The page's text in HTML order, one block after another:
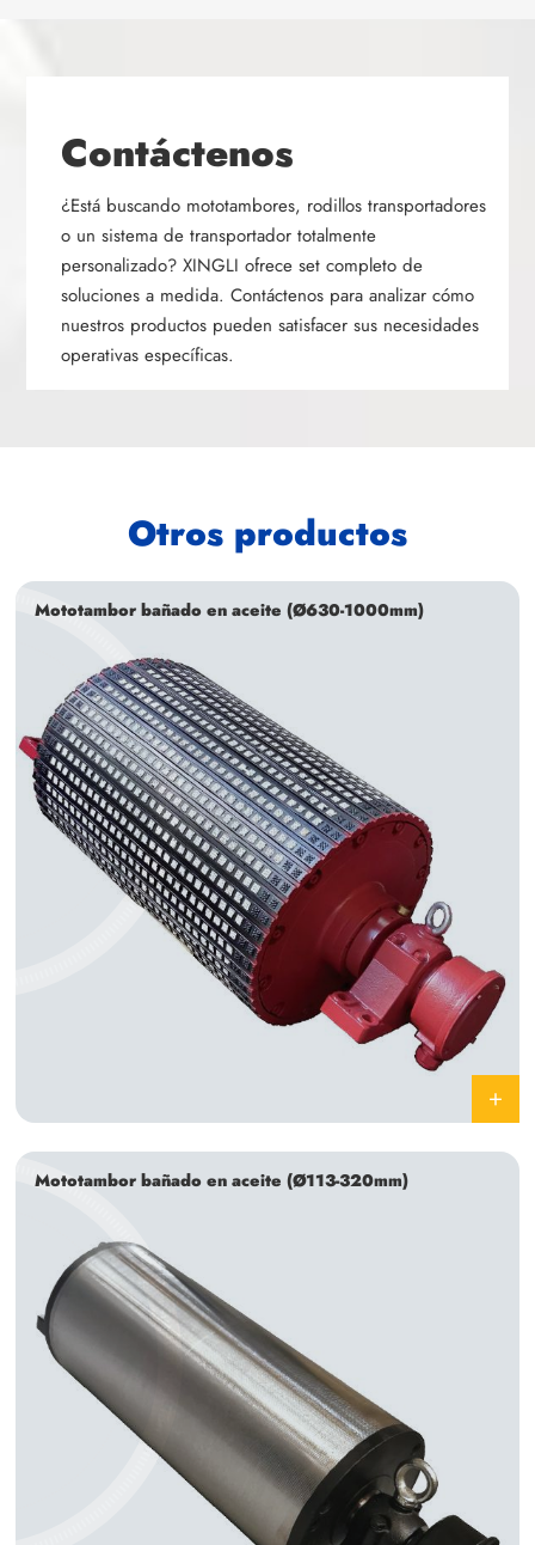
Contáctenos
¿Está buscando mototambores, rodillos transportadores
o un sistema de transportador totalmente
personalizado? XINGLI ofrece set completo de
soluciones a medida. Contáctenos para analizar cómo
nuestros productos pueden satisfacer sus necesidades
operativas específicas.
Otros productos
Mototambor bañado en aceite (Ø630-1000mm)
Mototambor bañado en aceite (Ø113-320mm)